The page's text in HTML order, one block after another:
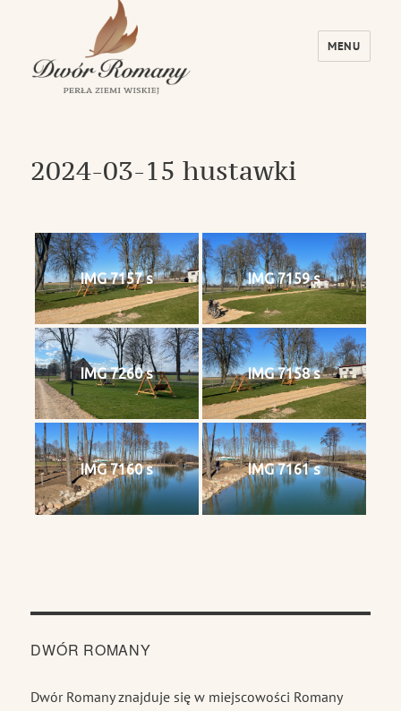
MENU
2024-03-15 hustawki
IMG 7157 s IMG 7159 s
IMG 7260 s IMG 7158 s
IMG 7160 s IMG 7161 s
DWÓR ROMANY
Dwór Romany znajduje się w miejscowości Romany